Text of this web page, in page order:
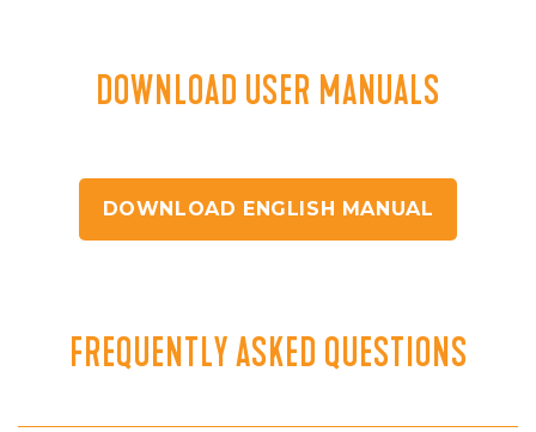
DOWNLOAD USER MANUALS
DOWNLOAD ENGLISH MANUAL
FREQUENTLY ASKED QUESTIONS